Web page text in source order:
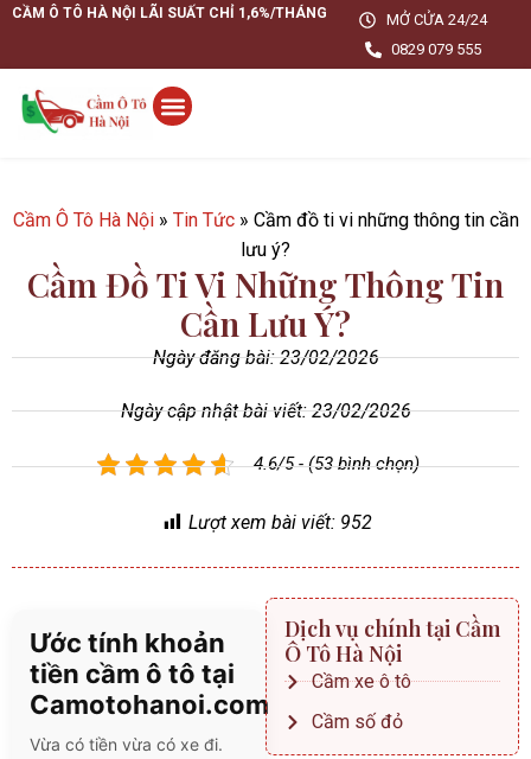
CẦM Ô TÔ HÀ NỘI LÃI SUẤT CHỈ 1,6%/THÁNG
MỞ CỬA 24/24
0829 079 555
Cầm Ô Tô Hà Nội» Tin Tức» Cầm đồ ti vi những thông tin cần
lưu ý?
Cầm Đồ Ti Vi Những Thông Tin
Cần Lưu Ý?
Ngày đăng bài: 23/02/2026
Ngày cập nhật bài viết: 23/02/2026
4.6/5 - (53 bình chọn)
Lượt xem bài viết: 952
Ước tính khoản
tiền cầm ô tô tại
Camotohanoi.com
Vừa có tiền vừa có xe đi.
Dịch vụ chính tại Cầm
Ô Tô Hà Nội
Cầm xe ô tô
Cầm số đỏ